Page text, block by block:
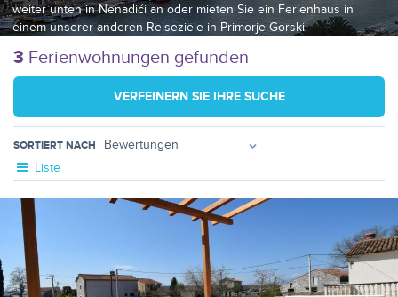
weiter unten in Nenadići an oder mieten Sie ein Ferienhaus in
einem unserer anderen Reiseziele in Primorje-Gorski.
3 Ferienwohnungen gefunden
VERFEINERN SIE IHRE SUCHE
SORTIERT NACH
Liste